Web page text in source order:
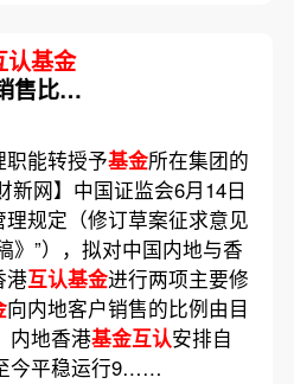
认基金
售比例
能转授予基金所在集团的
网】中国证监会6月14日
理规定（修订草案征求意见
》”），拟对中国内地与香
港互认基金进行两项主要修
向内地客户销售的比例由目
内地香港基金互认安排自
今平稳运行9……